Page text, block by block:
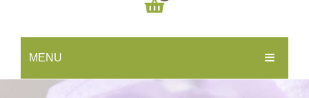
MENU
You have no items in your shopping cart
SUBTOTAL: 0.00€